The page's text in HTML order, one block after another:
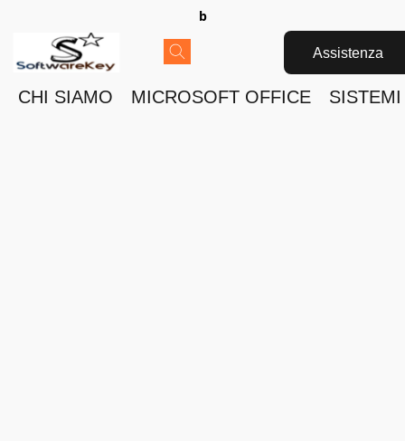
b
Assistenza
CHI SIAMO MICROSOFT OFFICE